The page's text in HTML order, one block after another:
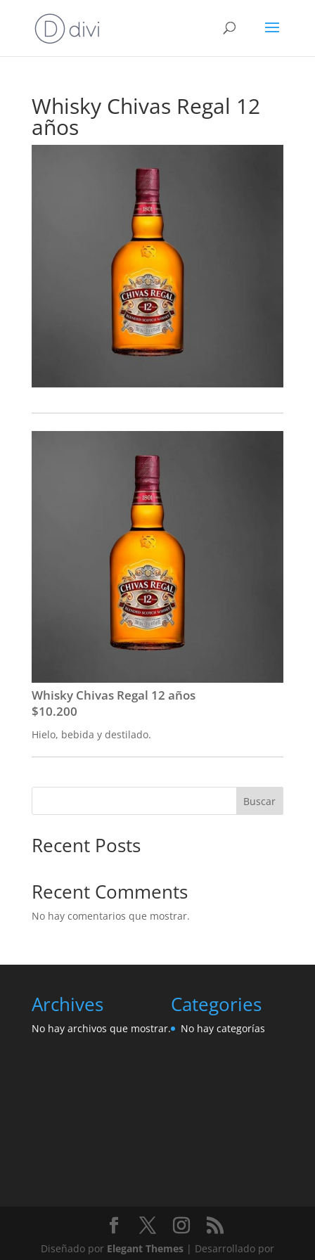
Whisky Chivas Regal 12
años
Whisky Chivas Regal 12 años
$10.200
Hielo, bebida y destilado.
Buscar
Recent Posts
Recent Comments
No hay comentarios que mostrar.
Archives
No hay archivos que mostrar.
Categories
No hay categorías
Diseñado por Elegant Themes| Desarrollado por